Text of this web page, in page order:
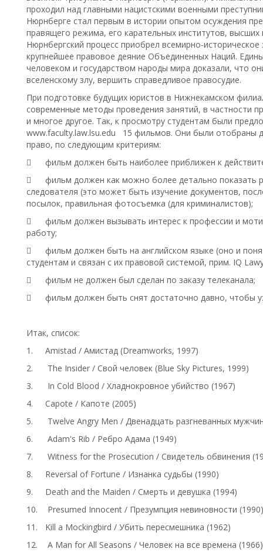
проходил над главными нацистскими военными
Нюрнберге стал первым в истории опытом осуждения
правящего режима, его карательных институтов, высших
Нюрнбергский процесс приобрел всемирно-
крупнейшее правовое деяние Объединенных Наций.
человеком и государством народы мира доказали, что
вселенскому злу, вершить справедливое правосудие.
При подготовке будущих юристов в Нижнекамском
современные методы проведения занятий, в частности
и многое другое. Так, к просмотру студентам были
www.faculty.law.lsu.edu 15 фильмов. Они были отобраны
право, по следующим критериям:

фильм должен быть наиболее приближен к

фильм должен как можно более детально показать
следователя (это может быть изучение документов,
посылок, правильная фотосъемка (для криминалистов);

фильм должен вызывать интерес к профессии и
работу;

фильм должен быть на английском языке (оно и
студентам и связан с их правовой системой, прим. IQ

фильм не должен был сделан по заказу телеканала;

фильм должен быть снят достаточно давно, чтобы
Итак, список:
1.
Amistad / Амистад (Dreamworks, 1997)
2.
The Insider / Свой человек (Blue Sky Pictures, 1999)
3.
In Cold Blood / Хладнокровное убийство (1967)
4.
Capote / Капоте (2005)
5.
Twelve Angry Men / Двенадцать разгневанных
6.
Adam's Rib / Ребро Адама (1949)
7.
Witness for the Prosecution / Свидетель обвинения
8.
Reversal of Fortune / Изнанка судьбы (1990)
9.
Death and the Maiden / Смерть и девушка (1994)
10.
Presumed Innocent / Презумпция невиновности
11.
Kill a Mockingbird / Убить пересмешника (1962)
12.
A Man for All Seasons / Человек на все времена